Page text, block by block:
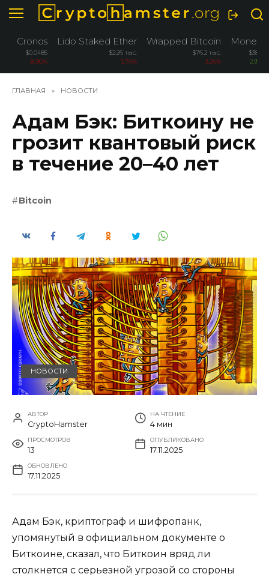
Перейти
содержанию
Cronos
$0.0485
-8.90%
Lido Staked Ether
$2.26 тыс.
-3.76%
Wrapped Bitcoin
$76.2 тыс.
-3.26%
Monero
$381.6
2.90%
ГЛАВНАЯ » НОВОСТИ
Адам Бэк: Биткоину не
грозит квантовый риск
в течение 20–40 лет
Bitcoin
НОВОСТИ
АВТОР
CryptoHamster
НА ЧТЕНИЕ
4 мин
ПРОСМОТРОВ
13
ОПУБЛИКОВАНО
17.11.2025
ОБНОВЛЕНО
17.11.2025
Адам Бэк, криптограф и шифропанк,
упомянутый в официальном документе о
Биткоине, сказал, что Биткоин вряд ли
столкнется с серьезной угрозой со стороны